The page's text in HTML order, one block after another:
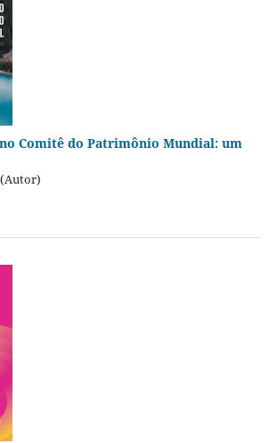
Comitê do Patrimônio Mundial: um